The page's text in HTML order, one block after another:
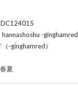
hannashoshu -ginghamred
-ginghamred）
夏